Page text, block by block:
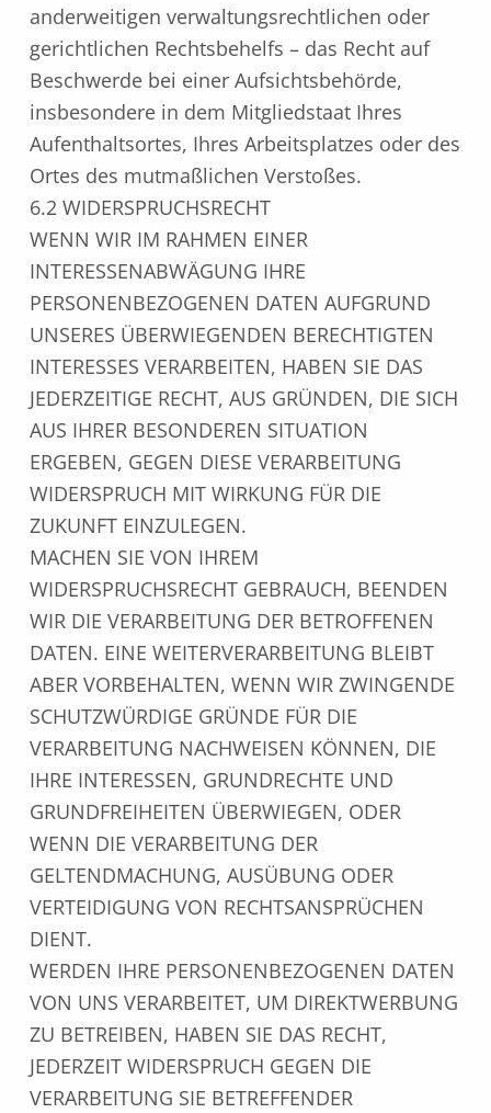
anderweitigen verwaltungsrechtlichen oder
gerichtlichen Rechtsbehelfs – das Recht auf
Beschwerde bei einer Aufsichtsbehörde,
insbesondere in dem Mitgliedstaat Ihres
Aufenthaltsortes, Ihres Arbeitsplatzes oder des
Ortes des mutmaßlichen Verstoßes.
6.2 WIDERSPRUCHSRECHT
WENN WIR IM RAHMEN EINER
INTERESSENABWÄGUNG IHRE
PERSONENBEZOGENEN DATEN AUFGRUND
UNSERES ÜBERWIEGENDEN BERECHTIGTEN
INTERESSES VERARBEITEN, HABEN SIE DAS
JEDERZEITIGE RECHT, AUS GRÜNDEN, DIE SICH
AUS IHRER BESONDEREN SITUATION
ERGEBEN, GEGEN DIESE VERARBEITUNG
WIDERSPRUCH MIT WIRKUNG FÜR DIE
ZUKUNFT EINZULEGEN.
MACHEN SIE VON IHREM
WIDERSPRUCHSRECHT GEBRAUCH, BEENDEN
WIR DIE VERARBEITUNG DER BETROFFENEN
DATEN. EINE WEITERVERARBEITUNG BLEIBT
ABER VORBEHALTEN, WENN WIR ZWINGENDE
SCHUTZWÜRDIGE GRÜNDE FÜR DIE
VERARBEITUNG NACHWEISEN KÖNNEN, DIE
IHRE INTERESSEN, GRUNDRECHTE UND
GRUNDFREIHEITEN ÜBERWIEGEN, ODER
WENN DIE VERARBEITUNG DER
GELTENDMACHUNG, AUSÜBUNG ODER
VERTEIDIGUNG VON RECHTSANSPRÜCHEN
DIENT.
WERDEN IHRE PERSONENBEZOGENEN DATEN
VON UNS VERARBEITET, UM DIREKTWERBUNG
ZU BETREIBEN, HABEN SIE DAS RECHT,
JEDERZEIT WIDERSPRUCH GEGEN DIE
VERARBEITUNG SIE BETREFFENDER